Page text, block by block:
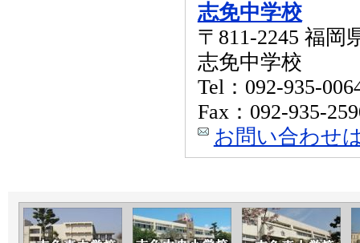
志免中学校
〒811-2245 福岡
志免中学校
Tel：092-935-
Fax：092-935-
お問い合わせ